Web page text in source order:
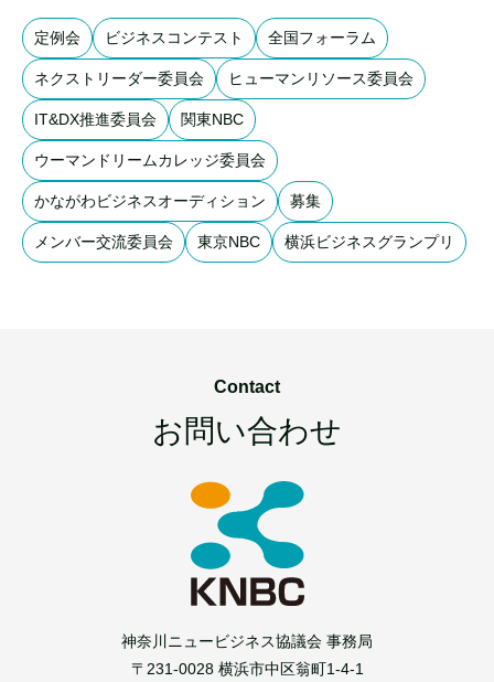
定例会 ビジネスコンテスト 全国フォーラム
ネクストリーダー委員会 ヒューマンリソース委員会
IT&DX推進委員会 関東NBC
ウーマンドリームカレッジ委員会
かながわビジネスオーディション 募集
メンバー交流委員会 東京NBC 横浜ビジネスグランプリ
Contact
お問い合わせ
神奈川ニュービジネス協議会 事務局
〒231-0028 横浜市中区翁町1-4-1